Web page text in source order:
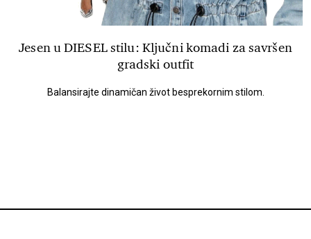
Jesen u DIESEL stilu: Ključni komadi za savršen
gradski outfit
Balansirajte dinamičan život besprekornim stilom.